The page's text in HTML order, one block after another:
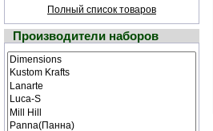
Полный список товаров
Производители наборов